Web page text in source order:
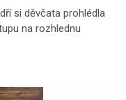
si děvčata prohlédla
na rozhlednu